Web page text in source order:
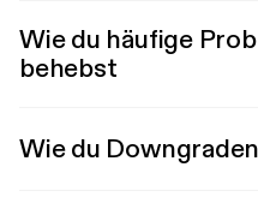
Wie du häufige
behebst
Wie du